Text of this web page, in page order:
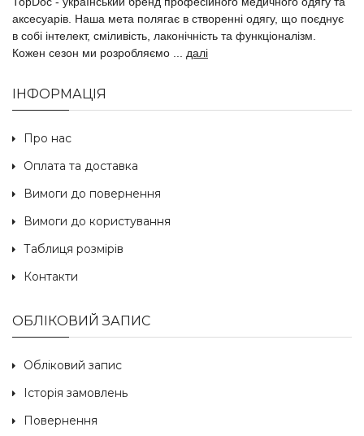
аксесуарів. Наша мета полягає в створенні одягу, що поєднує
в собі інтелект, сміливість, лаконічність та функціоналізм.
Кожен сезон ми розробляємо ... далі
ІНФОРМАЦІЯ
Про нас
Оплата та доставка
Вимоги до повернення
Вимоги до користування
Таблиця розмірів
Контакти
ОБЛІКОВИЙ ЗАПИС
Обліковий запис
Історія замовлень
Повернення